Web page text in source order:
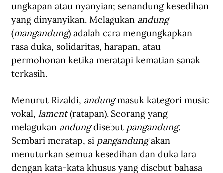
ungkapan atau nyanyian; senandung kesedihan
yang dinyanyikan. Melagukan andung
(mangandung) adalah cara mengungkapkan
rasa duka, solidaritas, harapan, atau
permohonan ketika meratapi kematian sanak
terkasih.
Menurut Rizaldi, andung masuk kategori music
vokal, lament (ratapan). Seorang yang
melagukan andung disebut pangandung.
Sembari meratap, si pangandung akan
menuturkan semua kesedihan dan duka lara
dengan kata-kata khusus yang disebut bahasa